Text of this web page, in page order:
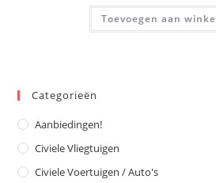
Toevoegen aan
Categorieën
Aanbiedingen!
Civiele Vliegtuigen
Civiele Voertuigen / Auto's